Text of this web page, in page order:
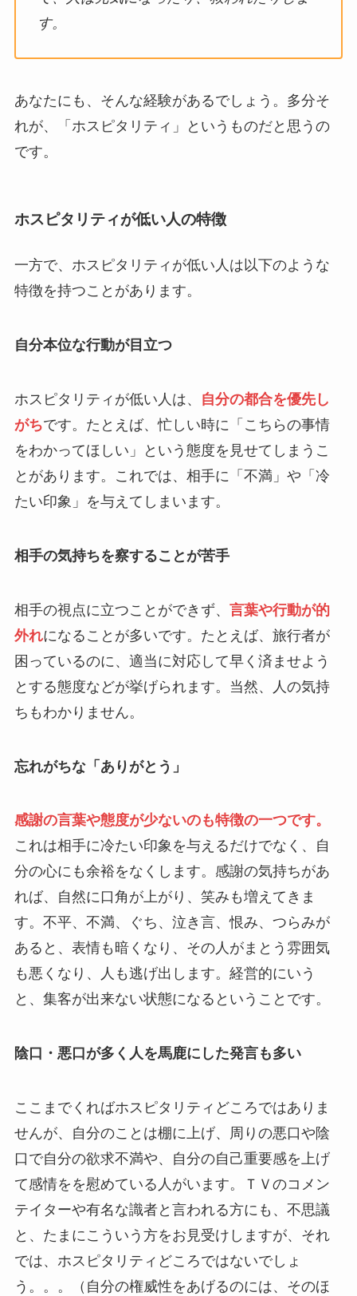
す。
あなたにも、そんな経験があるでしょう。多分そ
れが、「ホスピタリティ」というものだと思うの
です。
ホスピタリティが低い人の特徴
一方で、ホスピタリティが低い人は以下のような
特徴を持つことがあります。
自分本位な行動が目立つ
ホスピタリティが低い人は、
自分の都合を優先し
がちです。たとえば、忙しい時に「こちらの事情
をわかってほしい」という態度を見せてしまうこ
とがあります。これでは、相手に「不満」や「冷
たい印象」を与えてしまいます。
相手の気持ちを察することが苦手
相手の視点に立つことができず、 言葉や行動が的
外れになることが多いです。たとえば、旅行者が
困っているのに、適当に対応して早く済ませよう
とする態度などが挙げられます。当然、人の気持
ちもわかりません。
忘れがちな「ありがとう」
感謝の言葉や態度が少ないのも特徴の一つです。
これは相手に冷たい印象を与えるだけでなく、自
分の心にも余裕をなくします。感謝の気持ちがあ
れば、自然に口角が上がり、笑みも増えてきま
す。不平、不満、ぐち、泣き言、恨み、つらみが
あると、表情も暗くなり、その人がまとう雰囲気
も悪くなり、人も逃げ出します。経営的にいう
と、集客が出来ない状態になるということです。
陰口・悪口が多く人を馬鹿にした発言も多い
ここまでくればホスピタリティどころではありま
せんが、自分のことは棚に上げ、周りの悪口や陰
口で自分の欲求不満や、自分の自己重要感を上げ
て感情をを慰めている人がいます。ＴＶのコメン
テイターや有名な識者と言われる方にも、不思議
と、たまにこういう方をお見受けしますが、それ
では、ホスピタリティどころではないでしょ
う。。。（自分の権威性をあげるのには、そのほ